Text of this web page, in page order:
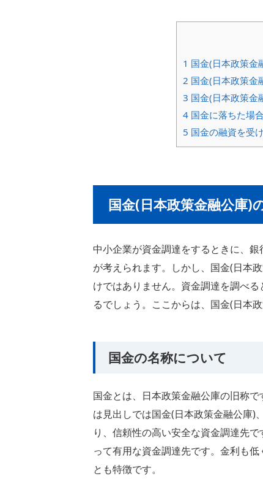
1 国金(日本政策金
2 国金(日本政策金
3 国金(日本政策金
4国金に落ちた場
5 国金の融資を受
国金(日本政策金融公庫)
中小企業が資金調達をするときに、
が考えられます。しかし、国金(日本
けではありません。資金調達を調べ
るでしょう。ここからは、国金(日本
国金の名称について
国金とは、日本政策金融公庫の旧称
は見出しでは国金(日本政策金融公庫)
り、信頼性の高い安全な資金調達先
って有用な資金調達先です。金利も
とも特徴です。